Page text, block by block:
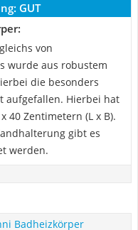
GUT
von
wurde aus robustem
die besonders
aufgefallen. Hierbei hat
40 Zentimetern (L x B).
gibt es
werden.
Badheizkörper